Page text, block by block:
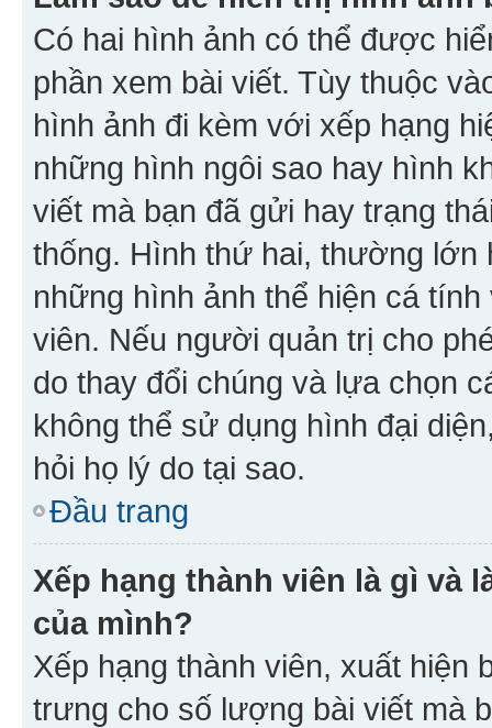
Có hai hình ảnh có thể được
phần xem bài viết. Tùy thuộc
hình ảnh đi kèm với xếp hạng
những hình ngôi sao hay hình
viết mà bạn đã gửi hay trạng
thống. Hình thứ hai, thường
những hình ảnh thể hiện cá
viên. Nếu người quản trị cho
do thay đổi chúng và lựa chọn
không thể sử dụng hình đại
hỏi họ lý do tại sao.
Đầu trang
Xếp hạng thành viên là gì và
của mình?
Xếp hạng thành viên, xuất
trưng cho số lượng bài viết mà